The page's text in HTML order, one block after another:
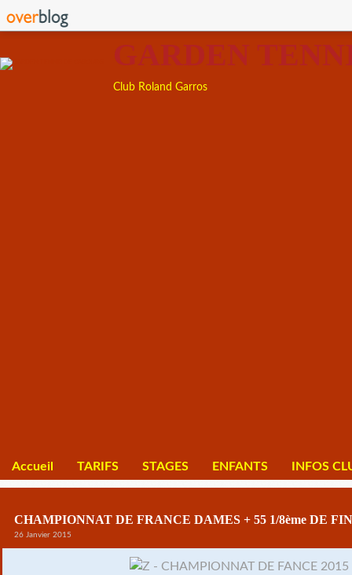
GARDEN
Club Roland Garros
Accueil TARIFS STAGES ENFANTS INFOS
CHAMPIONNAT DE FRANCE DAMES + 55 1/8ème DE
26 Janvier 2015